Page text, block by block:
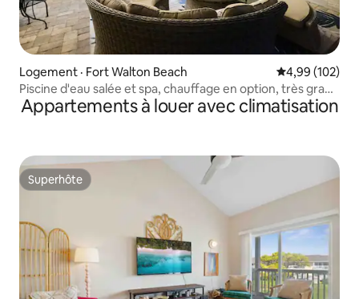
Logement · Fort Walton Beach Note
4,99 (102)
Piscine d'eau salée et spa, chauffage en option, très grand
lit « Cali King », plage à 4 minutes
Appartements à louer avec climatisation
Superhôte
Superhôte